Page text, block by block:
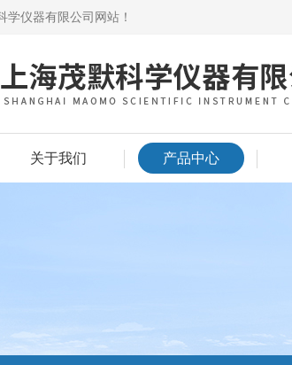
学仪器有限公司网站！
关于我们 产品中心